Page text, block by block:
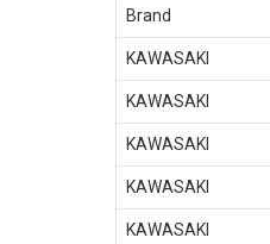
Brand
KAWASAKI
KAWASAKI
KAWASAKI
KAWASAKI
KAWASAKI